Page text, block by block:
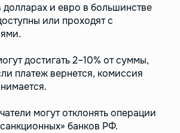
и евро в большинстве
или проходят с
достигать 2–10% от суммы,
платеж вернется, комиссия
могут отклонять операции
банков РФ.